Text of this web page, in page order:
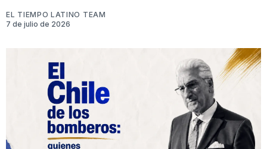
EL TIEMPO LATINO TEAM
7 de julio de 2026